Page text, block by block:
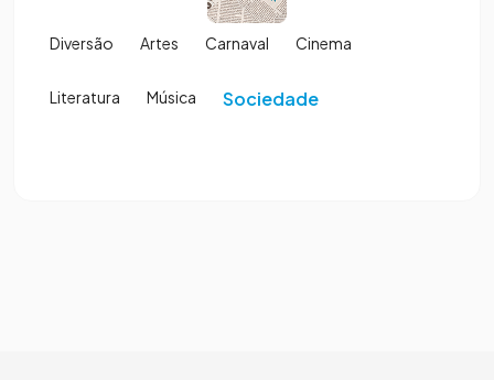
Diversão Artes Carnaval Cinema
Literatura Música Sociedade